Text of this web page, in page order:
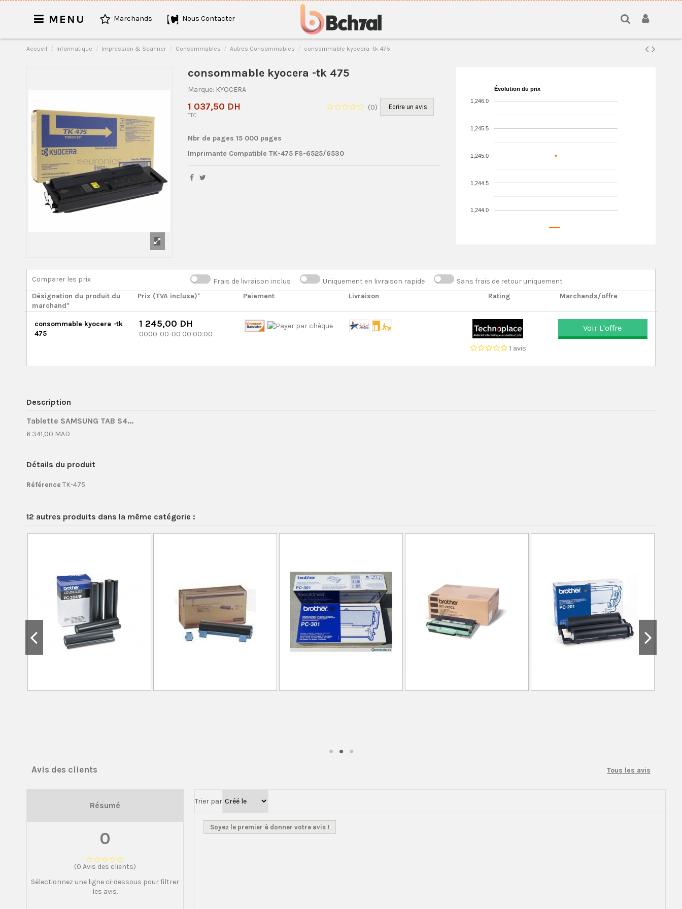
MENU Marchands Nous Contacter
Accueil Informatique Impression & Scanner Consommables Autres Consommables consommable kyocera -tk 475
consommable kyocera -tk 475
Marque: KYOCERA
(0) Ecrire un avis
1 037,50 DH
TTC
Nbr de pages 15 000 pages
Imprimante Compatible TK-475 FS-6525/6530
Évolution du prix
1,244.0
1,244.5
1,245.0
1,245.5
1,246.0
Comparer les prix Frais de livraison inclus Uniquement en livraison rapide
Sans frais de retour uniquement
Désignation du produit du
marchand*
Prix (TVA incluse)* Paiement Livraison Rating Marchands/offre
consommable kyocera -tk
475
1 245,00 DH
0000-00-00 00:00:00
1 avis
Voir L'offre
Description
Tablette SAMSUNG TAB S4...
6 341,00 MAD
Détails du produit
Référence TK-475
12 autres produits dans la même catégorie :
Avis des clients Tous les avis
Résumé
0
(0 Avis des clients)
Sélectionnez une ligne ci-dessous pour filtrer
les avis.
Trier par
Soyez le premier à donner votre avis !